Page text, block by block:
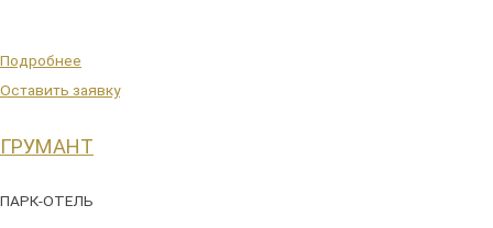
Подробнее
Оставить заявку
ГРУМАНТ
ПАРК-ОТЕЛЬ